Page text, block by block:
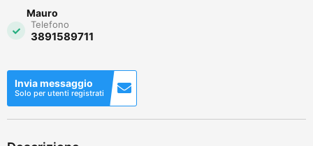
Mauro
Telefono
3891589711
Invia messaggio
Solo per utenti registrati